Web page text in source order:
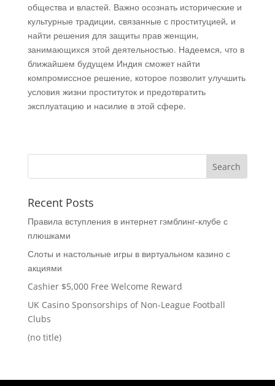
общества и властей. Важно осознать исторические и
культурные традиции, связанные с проституцией, и
найти решения для защиты прав женщин,
занимающихся этой деятельностью. Надеемся, что в
ближайшем будущем Индия сможет найти
компромиссное решение, которое позволит улучшить
условия жизни проституток и предотвратить
эксплуатацию и насилие в этой сфере.
Recent Posts
Правила вступления в интернет гэмблинг-клубе с
плюшками
Слоты и настольные игры в виртуальном казино с
акциями
Cashier $5,000 Free Welcome Reward
UK Casino Sponsorships of Non-League Football
Clubs
(no title)